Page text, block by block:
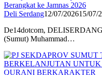
Berangkat ke Jamnas 2026
Deli Serdang12/07/202615/07/
De14dotcom,
(Sumut) Muhammad…